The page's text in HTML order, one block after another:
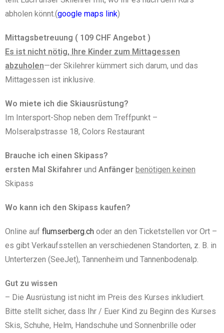
abholen könnt.(google maps link)
Mittagsbetreuung ( 109 CHF Angebot )
Es ist nicht nötig, Ihre Kinder zum Mittagessen
abzuholen—der Skilehrer kümmert sich darum, und das
Mittagessen ist inklusive.
Wo miete ich die Skiausrüstung?
Im Intersport-Shop neben dem Treffpunkt –
Molseralpstrasse 18, Colors Restaurant
Brauche ich einen Skipass?
ersten Mal Skifahrer und Anfänger benötigen keinen
Skipass
Wo kann ich den Skipass kaufen?
Online auf flumserberg.ch oder an den Ticketstellen vor Ort –
es gibt Verkaufsstellen an verschiedenen Standorten, z. B. in
Unterterzen (SeeJet), Tannenheim und Tannenbodenalp.
Gut zu wissen
– Die Ausrüstung ist nicht im Preis des Kurses inkludiert.
Bitte stellt sicher, dass Ihr / Euer Kind zu Beginn des Kurses
Skis, Schuhe, Helm, Handschuhe und Sonnenbrille oder